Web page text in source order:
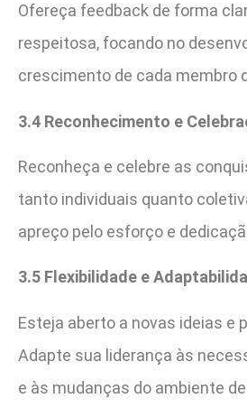
Ofereça feedback de forma
respeitosa, focando no
crescimento de cada membro
3.4 Reconhecimento e
Reconheça e celebre as
tanto individuais quanto
apreço pelo esforço e
3.5 Flexibilidade e
Esteja aberto a novas ideias e
Adapte sua liderança às
e às mudanças do ambiente